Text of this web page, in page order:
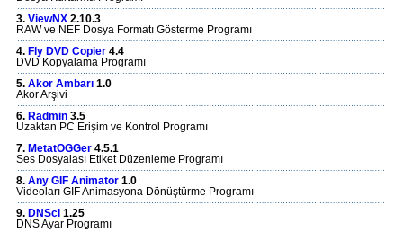
3. ViewNX 2.10.3
RAW ve NEF Dosya Formatı Gösterme Programı
4. Fly DVD Copier 4.4
DVD Kopyalama Programı
5. Akor Ambarı 1.0
Akor Arşivi
6. Radmin 3.5
Uzaktan PC Erişim ve Kontrol Programı
7. MetatOGGer 4.5.1
Ses Dosyalası Etiket Düzenleme Programı
8. Any GIF Animator 1.0
Videoları GIF Animasyona Dönüştürme Programı
9. DNSci 1.25
DNS Ayar Programı